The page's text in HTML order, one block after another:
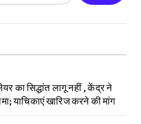
का सिद्धांत लागू नहीं , केंद्र ने
याचिकाएं खारिज करने की मांग